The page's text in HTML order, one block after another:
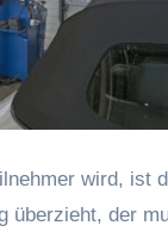
wird, ist
überzieht, der